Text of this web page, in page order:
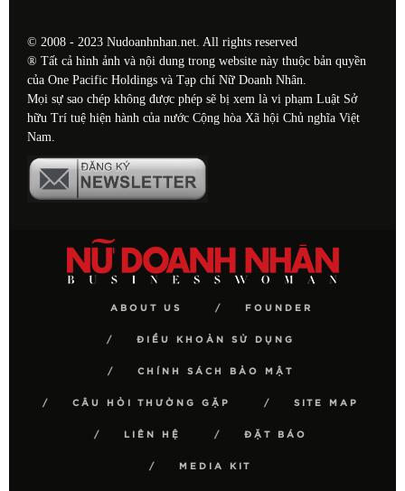
© 2008 - 2023 Nudoanhnhan.net. All rights reserved
® Tất cả hình ảnh và nội dung trong website này thuộc bản quyền
của One Pacific Holdings và Tạp chí Nữ Doanh Nhân.
Mọi sự sao chép không được phép sẽ bị xem là vi phạm Luật Sở
hữu Trí tuệ hiện hành của nước Cộng hòa Xã hội Chủ nghĩa Việt
Nam.
ABOUT US FOUNDER
ĐIỀU KHOẢN SỬ DỤNG
CHÍNH SÁCH BẢO MẬT
CÂU HỎI THƯỜNG GẶP SITE MAP
LIÊN HỆ ĐẶT BÁO
MEDIA KIT